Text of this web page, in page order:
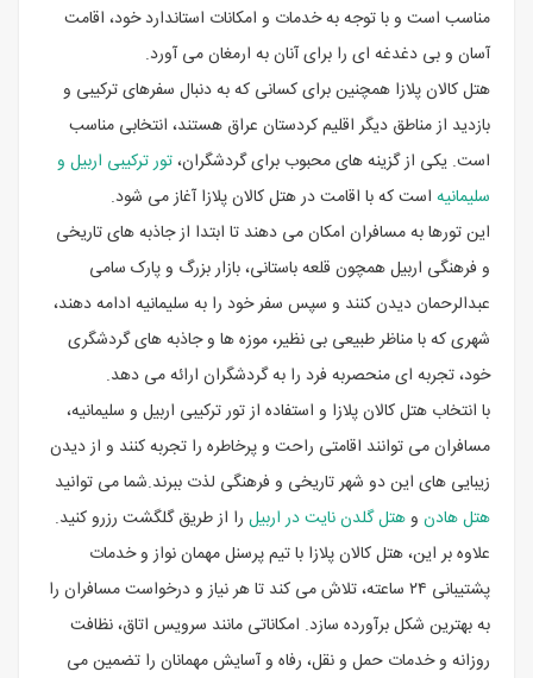
مناسب است و با توجه به خدمات و امکانات استاندارد خود، اقامت
آسان و بی دغدغه ای را برای آنان به ارمغان می آورد.
هتل کالان پلازا همچنین برای کسانی که به دنبال سفرهای ترکیبی و
بازدید از مناطق دیگر اقلیم کردستان عراق هستند، انتخابی مناسب
است. یکی از گزینه های محبوب برای گردشگران،تور ترکیبی اربیل و
سلیمانیه است که با اقامت در هتل کالان پلازا آغاز می شود.
این تورها به مسافران امکان می دهند تا ابتدا از جاذبه های تاریخی
و فرهنگی اربیل همچون قلعه باستانی، بازار بزرگ و پارک سامی
عبدالرحمان دیدن کنند و سپس سفر خود را به سلیمانیه ادامه دهند،
شهری که با مناظر طبیعی بی نظیر، موزه ها و جاذبه های گردشگری
خود، تجربه ای منحصربه فرد را به گردشگران ارائه می دهد.
با انتخاب هتل کالان پلازا و استفاده از تور ترکیبی اربیل و سلیمانیه،
مسافران می توانند اقامتی راحت و پرخاطره را تجربه کنند و از دیدن
زیبایی های این دو شهر تاریخی و فرهنگی لذت ببرند.شما می توانید
هتل هادن وهتل گلدن نایت در اربیل را از طریق گلگشت رزرو کنید.
علاوه بر این، هتل کالان پلازا با تیم پرسنل مهمان ‌نواز و خدمات
پشتیبانی ۲۴ ساعته، تلاش می ‌کند تا هر نیاز و درخواست مسافران را
به بهترین شکل برآورده سازد. امکاناتی مانند سرویس اتاق، نظافت
روزانه و خدمات حمل و نقل، رفاه و آسایش مهمانان را تضمین می‌